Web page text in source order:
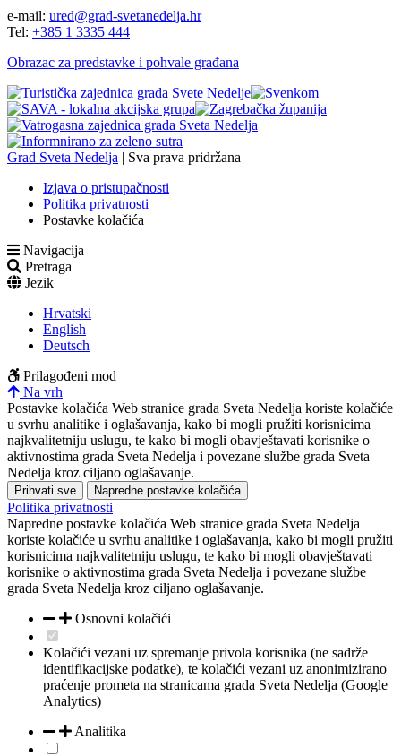
e-mail: ured@grad-svetanedelja.hr
Tel: +385 1 3335 444
Obrazac za predstavke i pohvale građana
Grad Sveta Nedelja | Sva prava pridržana
Izjava o pristupačnosti
Politika privatnosti
Postavke kolačića
Navigacija
Pretraga
Jezik
Hrvatski
English
Deutsch
Prilagođeni mod
Na vrh
Postavke kolačića Web stranice grada Sveta Nedelja koriste kolačiće
u svrhu analitike i oglašavanja, kako bi mogli pružiti korisnicima
najkvalitetniju uslugu, te kako bi mogli obavještavati korisnike o
aktivnostima grada Sveta Nedelja i povezane službe grada Sveta
Nedelja kroz ciljano oglašavanje.
Prihvati sve Napredne postavke kolačića
Politika privatnosti
Napredne postavke kolačića Web stranice grada Sveta Nedelja
koriste kolačiće u svrhu analitike i oglašavanja, kako bi mogli pružiti
korisnicima najkvalitetniju uslugu, te kako bi mogli obavještavati
korisnike o aktivnostima grada Sveta Nedelja i povezane službe
grada Sveta Nedelja kroz ciljano oglašavanje.
Osnovni kolačići
Kolačići vezani uz spremanje privola korisnika (ne sadrže
identifikacijske podatke), te kolačići vezani uz anonimizirano
praćenje prometa na stranicama grada Sveta Nedelja (Google
Analytics)
Analitika